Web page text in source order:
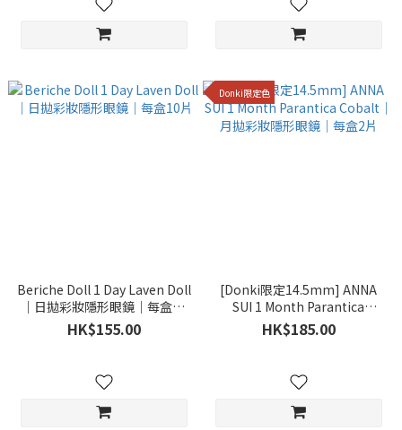
Beriche Doll 1 Day Laven Doll
｜日拋彩妝隱形眼鏡｜每盒10
片
HK$155.00
Donki限定色
[Donki限定14.5mm] ANNA
SUI 1 Month Parantica
Cobalt｜月拋彩妝隱形眼鏡｜
每盒2片
HK$185.00